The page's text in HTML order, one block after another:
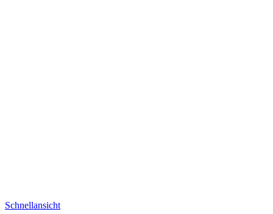
Schnellansicht